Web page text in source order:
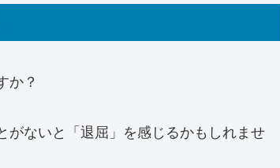
か？
がないと「退屈」を感じるかもしれませ